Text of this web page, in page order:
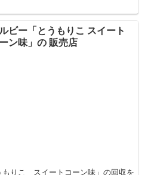
ビー「とうもりこ スイート
ン味」の 販売店
もりこ スイートコーン味」の回収を